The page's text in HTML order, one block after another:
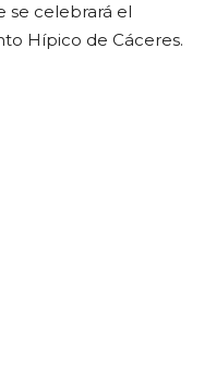
se celebrará el
Hípico de Cáceres.